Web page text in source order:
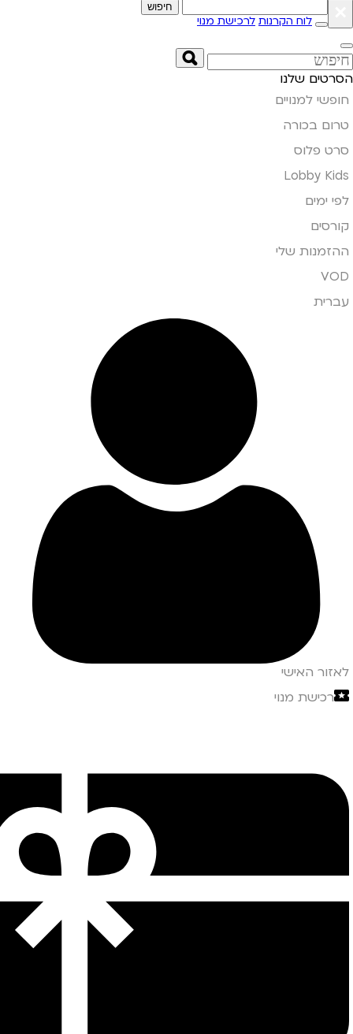
חיפוש
לוח הקרנות לרכישת מנוי
הסרטים שלנו
חופשי למנויים
טרום בכורה
סרט פלוס
Lobby Kids
לפי ימים
קורסים
ההזמנות שלי
VOD
עברית
לאזור האישי
רכישת מנוי